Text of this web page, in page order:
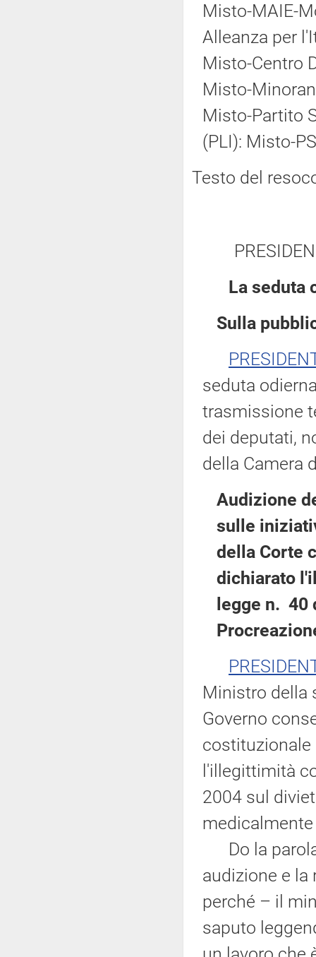
Misto-MAIE-
Alleanza per
Misto-Centro
Misto-
Misto-Partito
(PLI): Misto-
Testo del
La seduta
Sulla
seduta
trasmissione
dei deputati,
della Camera
Audizione
sulle
della Corte
dichiarato
legge n.
Ministro della
Governo
costituzionale
l'illegittimità
2004 sul
Do la parola
audizione e la
perché – il
saputo